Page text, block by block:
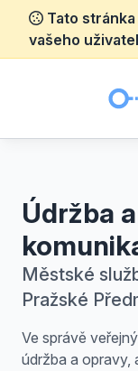
Tato
vašeho
Údržba
Městské
Pražské
Ve správě
údržba a opravy,